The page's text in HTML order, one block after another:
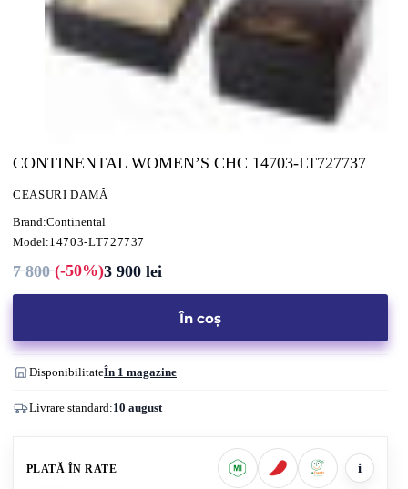
CONTINENTAL WOMEN’S CHC 14703-LT727737
CEASURI DAMĂ
Brand:Continental
Model:14703-LT727737
7 800(-50%)Prețul
800 lei.
3 900 lei
Prețul
În coș
DisponibilitateÎn 1 magazine
Livrare standard:10 august
PLATĂ ÎN RATE i